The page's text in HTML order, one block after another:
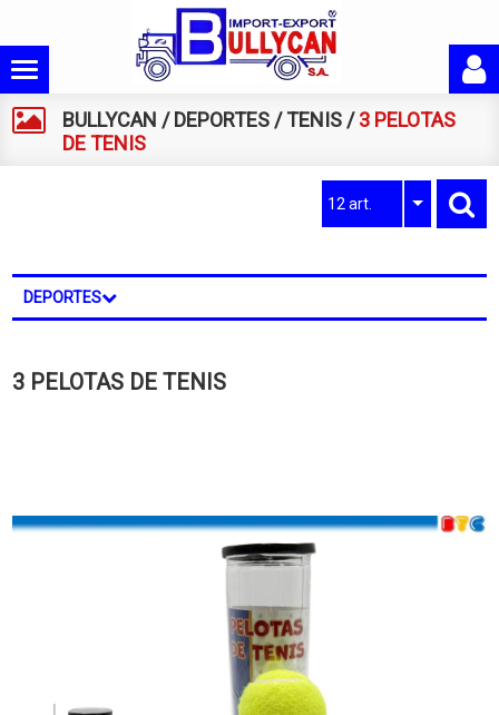
BULLYCAN / DEPORTES /TENIS /3 PELOTAS
DE TENIS
12 art.
DEPORTES
3 PELOTAS DE TENIS